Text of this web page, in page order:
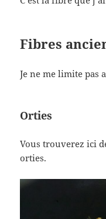
Fibres
Je ne me limite pas
Orties
Vous trouverez ici
orties.